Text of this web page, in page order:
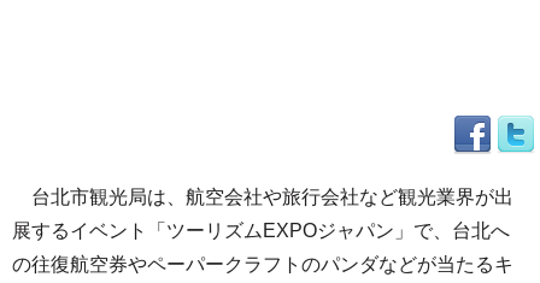
台北市観光局は、航空会社や旅行会社など観光業界が出
展するイベント「ツーリズムEXPOジャパン」で、台北へ
の往復航空券やペーパークラフトのパンダなどが当たるキ